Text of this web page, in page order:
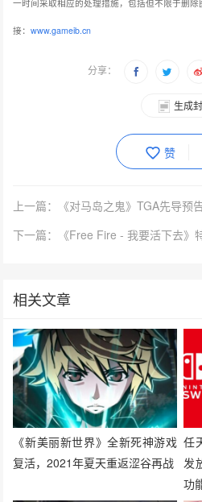
一时间采取相应的处理措施，包括但不限于删
接：www.gameib.cn
分享：
生成
赞
上一篇：《对马岛之鬼》TGA先导预
相关文章
《新美丽新世界》全新死神游戏
复活，2021年夏天重返涩谷再战
任
发
功